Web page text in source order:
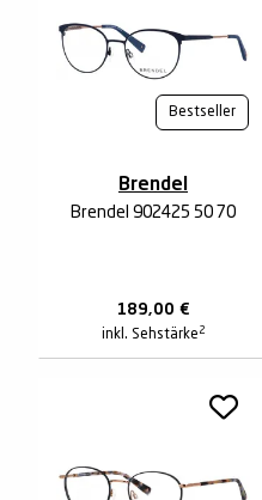
Bestseller
Brendel
Brendel 902425 50 70
189,00 €
inkl. Sehstärke 2